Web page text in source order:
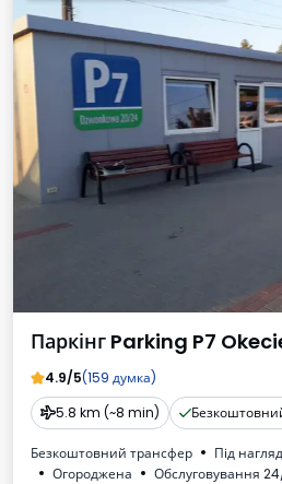
Паркінг Parking P7
4.9/5(159 думка)
5.8 km (~8 min)
Безкоштовний трансфер Під
Огороджена
Обслуговування